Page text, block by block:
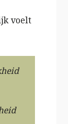
voelt